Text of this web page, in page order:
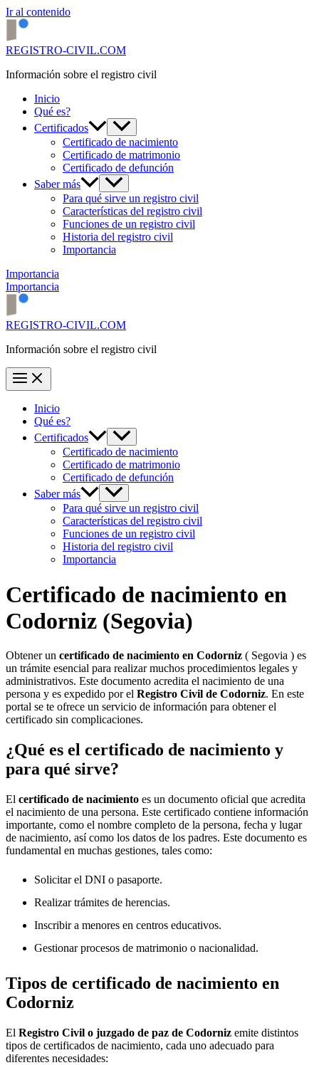
Ir al contenido
REGISTRO-CIVIL.COM
Información sobre el registro civil
Inicio
Qué es?
Certificados
Certificado de nacimiento
Certificado de matrimonio
Certificado de defunción
Saber más
Para qué sirve un registro civil
Características del registro civil
Funciones de un registro civil
Historia del registro civil
Importancia
Importancia
Importancia
REGISTRO-CIVIL.COM
Información sobre el registro civil
Inicio
Qué es?
Certificados
Certificado de nacimiento
Certificado de matrimonio
Certificado de defunción
Saber más
Para qué sirve un registro civil
Características del registro civil
Funciones de un registro civil
Historia del registro civil
Importancia
Certificado de nacimiento en
Codorniz (Segovia)
Obtener un certificado de nacimiento en Codorniz ( Segovia ) es
un trámite esencial para realizar muchos procedimientos legales y
administrativos. Este documento acredita el nacimiento de una
persona y es expedido por el Registro Civil de Codorniz. En este
portal se te ofrece un servicio de información para obtener el
certificado sin complicaciones.
¿Qué es el certificado de nacimiento y
para qué sirve?
El certificado de nacimiento es un documento oficial que acredita
el nacimiento de una persona. Este certificado contiene información
importante, como el nombre completo de la persona, fecha y lugar
de nacimiento, así como los datos de los padres. Este documento es
fundamental en muchas gestiones, tales como:
Solicitar el DNI o pasaporte.
Realizar trámites de herencias.
Inscribir a menores en centros educativos.
Gestionar procesos de matrimonio o nacionalidad.
Tipos de certificado de nacimiento en
Codorniz
El Registro Civil o juzgado de paz de Codorniz emite distintos
tipos de certificados de nacimiento, cada uno adecuado para
diferentes necesidades: